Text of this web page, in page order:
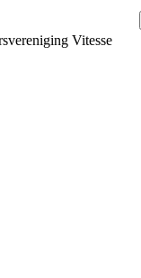
Vitesse